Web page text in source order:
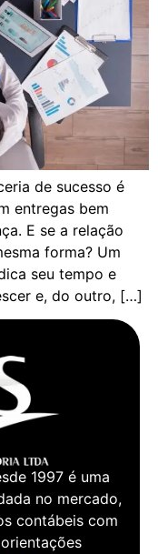
de sucesso é
entregas bem
E se a relação
forma? Um
seu tempo e
e, do outro, […]
1997 é uma
no mercado,
contábeis com